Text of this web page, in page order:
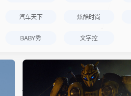
汽车天下 炫酷时尚
BABY秀 文字控